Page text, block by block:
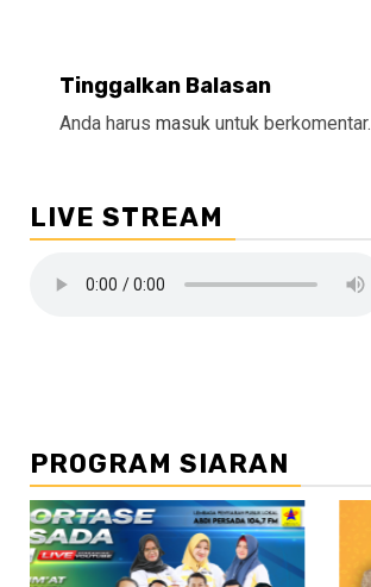
Tinggalkan Balasan
Anda harus masuk untuk berkomentar.
LIVE STREAM
PROGRAM SIARAN